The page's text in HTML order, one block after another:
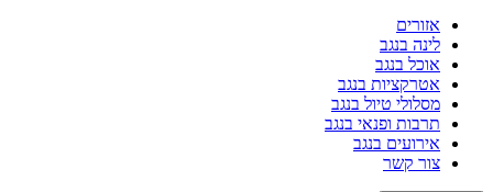
אזורים
לינה בנגב
אוכל בנגב
אטרקציות בנגב
מסלולי טיול בנגב
תרבות ופנאי בנגב
אירועים בנגב
צור קשר